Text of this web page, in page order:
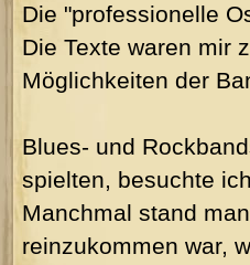
Die "professionelle
Die Texte waren mir
Möglichkeiten der
Blues- und
spielten, besuchte
Manchmal stand
reinzukommen war,